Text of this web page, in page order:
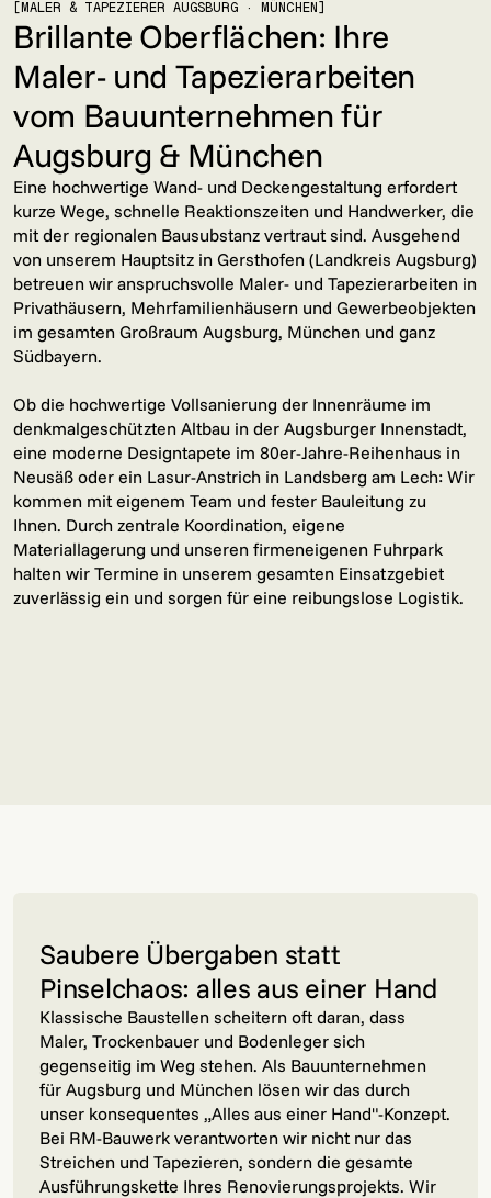
[MALER & TAPEZIERER AUGSBURG · MÜNCHEN]
Brillante Oberflächen: Ihre
Maler- und Tapezierarbeiten
vom Bauunternehmen für
Augsburg & München
Eine hochwertige Wand- und Deckengestaltung erfordert
kurze Wege, schnelle Reaktionszeiten und Handwerker, die
mit der regionalen Bausubstanz vertraut sind. Ausgehend
von unserem Hauptsitz in Gersthofen (Landkreis Augsburg)
betreuen wir anspruchsvolle Maler- und Tapezierarbeiten in
Privathäusern, Mehrfamilienhäusern und Gewerbeobjekten
im gesamten Großraum Augsburg, München und ganz
Südbayern.
Ob die hochwertige Vollsanierung der Innenräume im
denkmalgeschützten Altbau in der Augsburger Innenstadt,
eine moderne Designtapete im 80er-Jahre-Reihenhaus in
Neusäß oder ein Lasur-Anstrich in Landsberg am Lech: Wir
kommen mit eigenem Team und fester Bauleitung zu
Ihnen. Durch zentrale Koordination, eigene
Materiallagerung und unseren firmeneigenen Fuhrpark
halten wir Termine in unserem gesamten Einsatzgebiet
zuverlässig ein und sorgen für eine reibungslose Logistik.
Saubere Übergaben statt
Pinselchaos: alles aus einer Hand
Klassische Baustellen scheitern oft daran, dass
Maler, Trockenbauer und Bodenleger sich
gegenseitig im Weg stehen. Als Bauunternehmen
für Augsburg und München lösen wir das durch
unser konsequentes „Alles aus einer Hand"-Konzept.
Bei RM-Bauwerk verantworten wir nicht nur das
Streichen und Tapezieren, sondern die gesamte
Ausführungskette Ihres Renovierungsprojekts. Wir